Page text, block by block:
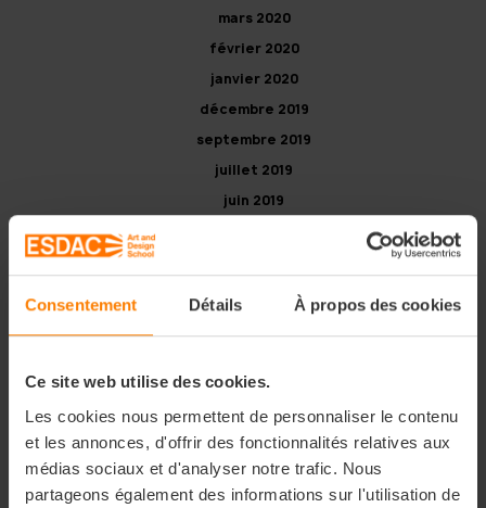
Consentement Détails À propos des cookies
Ce site web utilise des cookies.
Les cookies nous permettent de personnaliser le contenu
et les annonces, d'offrir des fonctionnalités relatives aux
médias sociaux et d'analyser notre trafic. Nous
partageons également des informations sur l'utilisation de
mars 2020
février 2020
janvier 2020
décembre 2019
septembre 2019
juillet 2019
juin 2019
Campus ESDAC
Étudiants, mais pas que !
Événements
Focus Cours
Interview